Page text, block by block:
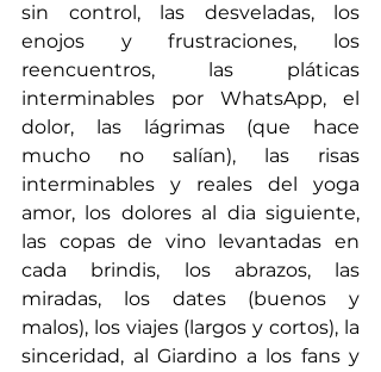
sin control, las desveladas, los
enojos y frustraciones, los
reencuentros, las pláticas
interminables por WhatsApp, el
dolor, las lágrimas (que hace
mucho no salían), las risas
interminables y reales del yoga
amor, los dolores al dia siguiente,
las copas de vino levantadas en
cada brindis, los abrazos, las
miradas, los dates (buenos y
malos), los viajes (largos y cortos), la
sinceridad, al Giardino a los fans y